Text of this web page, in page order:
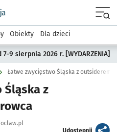
podserwis: Sport i rekreacja
Obiekty Dla dzieci
9 sierpnia 2026 r. [WYDARZENIA]
Łatwe zwycięstwo Śląska z outsiderem z
Śląska z
Udostępnijartykuł